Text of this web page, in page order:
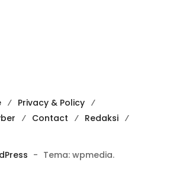
Privacy & Policy
Contact
Redaksi
- Tema: wpmedia.